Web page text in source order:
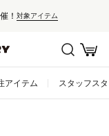
！ 対象アイテム
アイテム スタッフス